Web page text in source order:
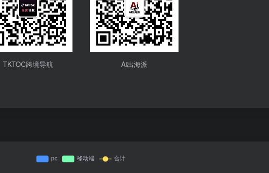
TKTOC跨境导航 Ai出海派